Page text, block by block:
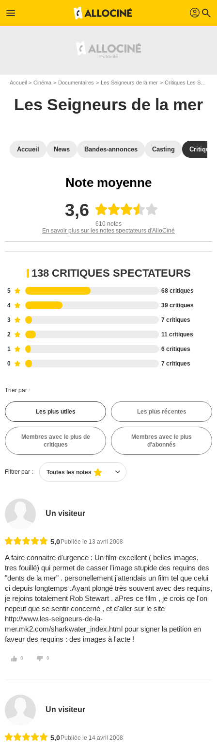
menu profil search
Accueil Cinéma Documentaires Les Seigneurs de la mer Critiques Les Seigneurs de la mer
Les Seigneurs de la mer
Accueil News Bandes-annonces Casting
Note moyenne
3,6
610 notes
En savoir plus sur les notes spectateurs d'AlloCiné
138 CRITIQUES SPECTATEURS
5 68 critiques
4 39 critiques
3 7 critiques
2 11 critiques
1 6 critiques
0 7 critiques
Trier par :
Les plus utiles Les plus récentes
Membres avec le plus de
critiques
Membres avec le plus
d'abonnés
Filtrer par : Toutes les notes
Un visiteur
5,0 Publiée le 13 avril 2008
A faire connaitre d'urgence : Un film excellent ( belles images,
tres fouillé) qui permet de casser l'image stupide des requins des
"dents de la mer" . personellement j'attendais un film tel que celui
ci depuis longtemps .Ayant plongé très souvent avec des requins,
je rejoins totalement Rob Stewart . aPres ce film , je crois qe l'on
nepeut que se sentir concerné , et d'aller sur le site
http://www.les-seigneurs-de-la-
mer.mk2.com/sharkwater_index.html pour signer la petition en
faveur des requins : des images à l'acte !
0 0
Un visiteur
5,0 Publiée le 14 avril 2008